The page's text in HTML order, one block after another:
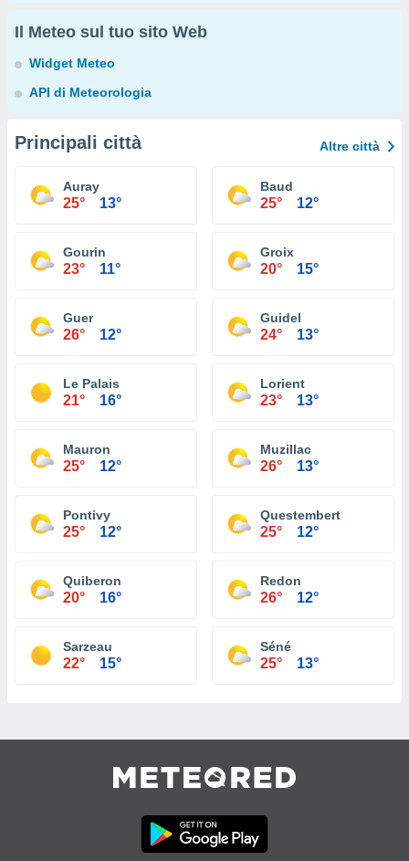
Il Meteo sul tuo sito Web
Widget Meteo
API di Meteorologia
Principali città Altre città
Auray
25° 13°
Baud
25° 12°
Gourin
23° 11°
Groix
20° 15°
Guer
26° 12°
Guidel
24° 13°
Le Palais
21° 16°
Lorient
23° 13°
Mauron
25° 12°
Muzillac
26° 13°
Pontivy
25° 12°
Questembert
25° 12°
Quiberon
20° 16°
Redon
26° 12°
Sarzeau
22° 15°
Séné
25° 13°